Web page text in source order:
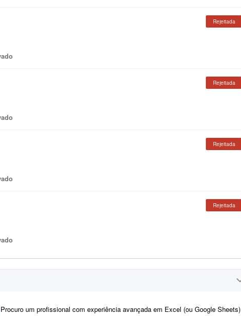
Rejeitada
Rejeitada
Rejeitada
Rejeitada
um profissional com experiência avançada em Excel (ou Google Sheets) para desenvolver uma planilha completa de gestão financeira e patrimonial para uma loja de Pok&eacut...